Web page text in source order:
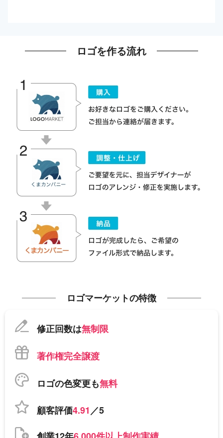
ロゴを作る流れ
ロゴマーケットの特徴
修正回数は無制限
著作権完全譲渡
ロゴの色変更も無料
顧客評価4.91／5